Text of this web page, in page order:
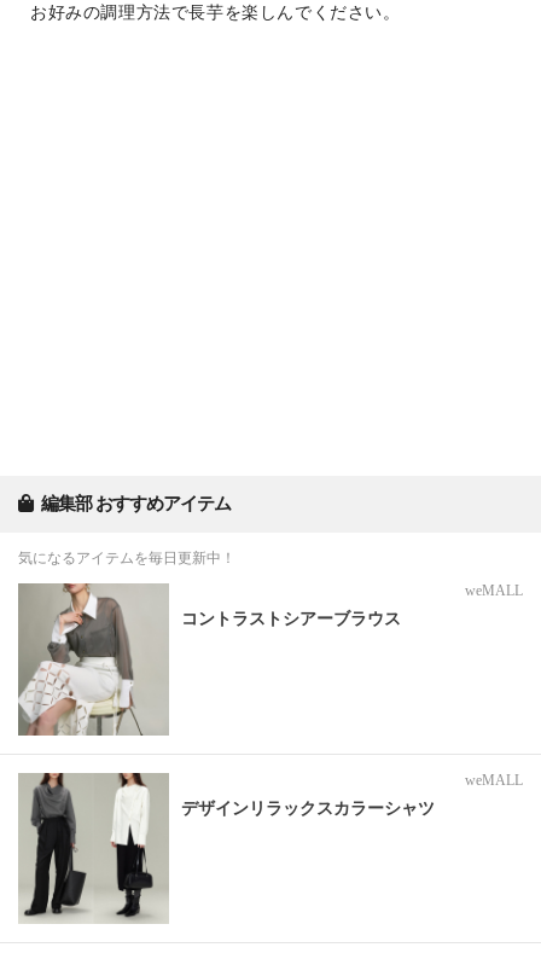
お好みの調理方法で長芋を楽しんでください。
編集部 おすすめアイテム
気になるアイテムを毎日更新中！
weMALL
コントラストシアーブラウス
weMALL
デザインリラックスカラーシャツ